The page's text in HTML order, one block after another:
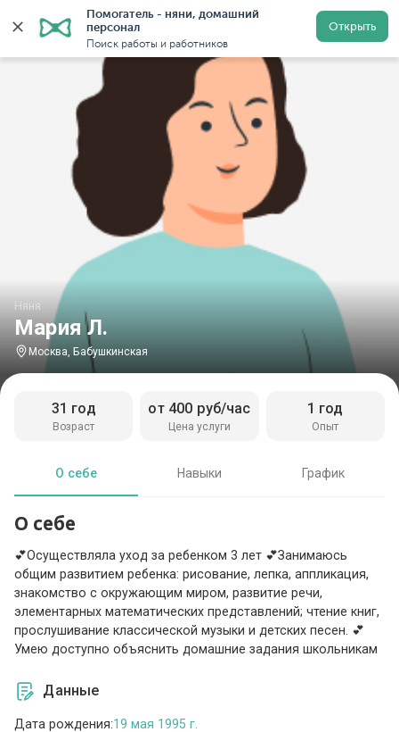
Помогатель - няни, домашний
персонал
Поиск работы и работников
Открыть
Главная Няни Няни в Москве Няни у метро
Мария Л.
Няня
Москва, Бабушкинская
Возраст
31 год
Цена услуги
от 400 руб/час
Опыт
1 год
О себе Навыки График
О себе
💕Осуществляла уход за ребенком 3 лет 💕Занимаюсь
общим развитием ребенка: рисование, лепка, аппликация,
знакомство с окружающим миром, развитие речи,
элементарных математических представлений; чтение книг,
прослушивание классической музыки и детских песен. 💕
Умею доступно объяснить домашние задания школьникам
Данные
Дата рождения:19 мая 1995 г.